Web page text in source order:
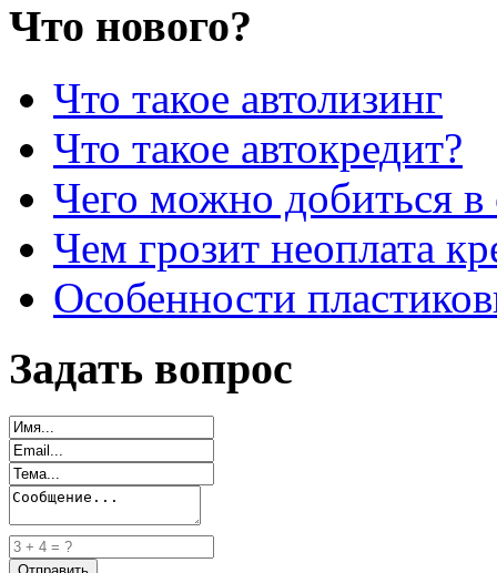
Что нового?
Что такое автолизинг
Что такое автокредит?
Чего можно добиться в
Чем грозит неоплата
Особенности
Задать вопрос